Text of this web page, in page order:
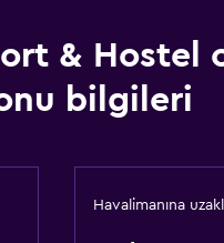
& Hostel
bilgileri
Havalimanına